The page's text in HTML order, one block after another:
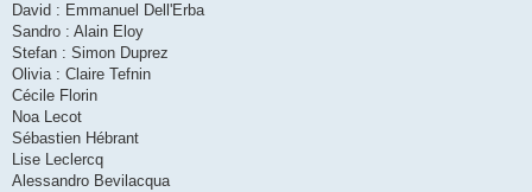
David : Emmanuel Dell'Erba
Sandro : Alain Eloy
Stefan : Simon Duprez
Olivia : Claire Tefnin
Cécile Florin
Noa Lecot
Sébastien Hébrant
Lise Leclercq
Alessandro Bevilacqua